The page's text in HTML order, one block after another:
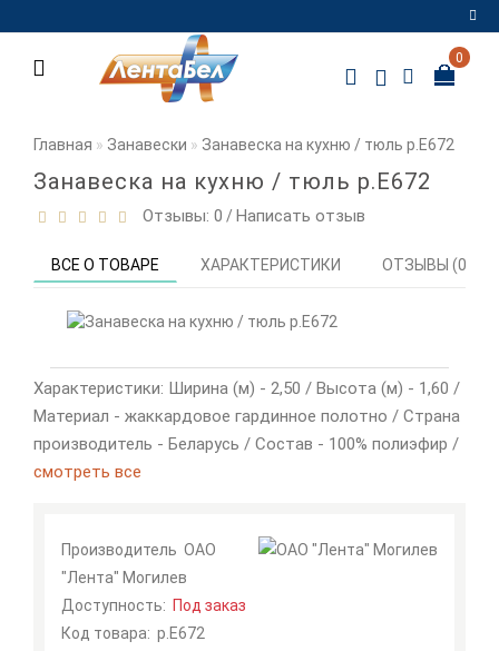
Регистрация
Мои
закладки
товаров0
0
Главная Занавески Занавеска на кухню / тюль р.Е672
Занавеска на кухню / тюль р.Е672
Отзывы: 0 /Написать отзыв
ВСЕ О ТОВАРЕ ХАРАКТЕРИСТИКИ ОТЗЫВЫ (0)
Характеристики: Ширина (м) - 2,50 / Высота (м) - 1,60 /
Материал - жаккардовое гардинное полотно / Страна
производитель - Беларусь / Состав - 100% полиэфир /
смотреть все
Производитель ОАО
"Лента" Могилев
Доступность: Под заказ
Код товара: р.Е672